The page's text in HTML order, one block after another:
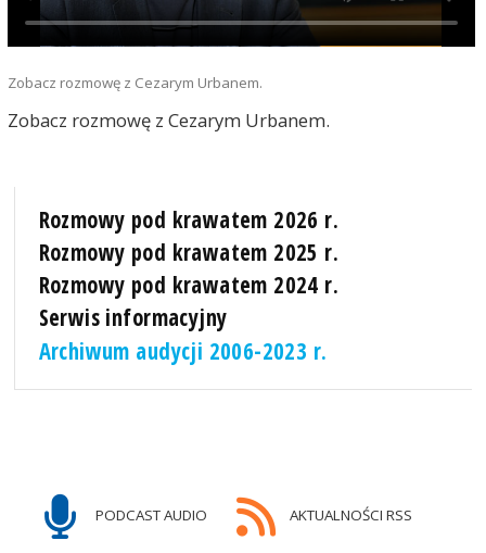
Zobacz rozmowę z Cezarym Urbanem.
Zobacz rozmowę z Cezarym Urbanem.
Rozmowy pod krawatem 2026 r.
Rozmowy pod krawatem 2025 r.
Rozmowy pod krawatem 2024 r.
Serwis informacyjny
Archiwum audycji 2006-2023 r.
PODCAST AUDIO AKTUALNOŚCI RSS